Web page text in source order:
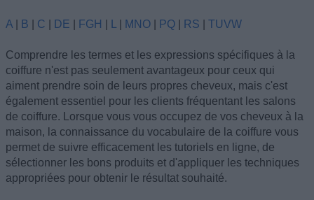
A B C DE FGH MNO PQ RS TUVW
Comprendre les termes et les expressions spécifiques à la
coiffure n'est pas seulement avantageux pour ceux qui
aiment prendre soin de leurs propres cheveux, mais c'est
également essentiel pour les clients fréquentant les salons
de coiffure. Lorsque vous vous occupez de vos cheveux à la
maison, la connaissance du vocabulaire de la coiffure vous
permet de suivre efficacement les tutoriels en ligne, de
sélectionner les bons produits et d'appliquer les techniques
appropriées pour obtenir le résultat souhaité.